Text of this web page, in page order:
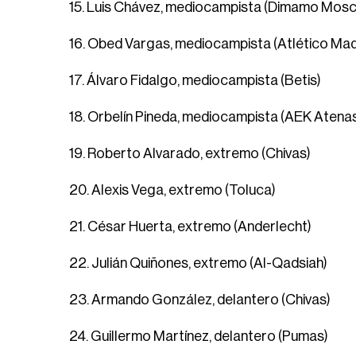
15. Luis Chávez, mediocampista (Dimamo
16. Obed Vargas, mediocampista (Atlético
17. Álvaro Fidalgo, mediocampista (Betis)
18. Orbelín Pineda, mediocampista (AEK
19. Roberto Alvarado, extremo (Chivas)
20. Alexis Vega, extremo (Toluca)
21. César Huerta, extremo (Anderlecht)
22. Julián Quiñones, extremo (Al-Qadsiah)
23. Armando González, delantero (Chivas)
24. Guillermo Martínez, delantero (Pumas)